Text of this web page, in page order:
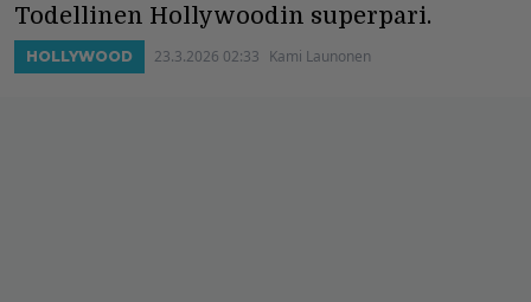
Todellinen Hollywoodin superpari.
HOLLYWOOD 23.3.2026 02:33 Kami Launonen